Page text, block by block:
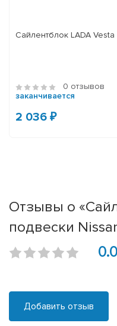
Сайлентблок LADA
0 отзывов
заканчивается
2 036 ₽
Отзывы о
подвески
0.0
Добавить отзыв